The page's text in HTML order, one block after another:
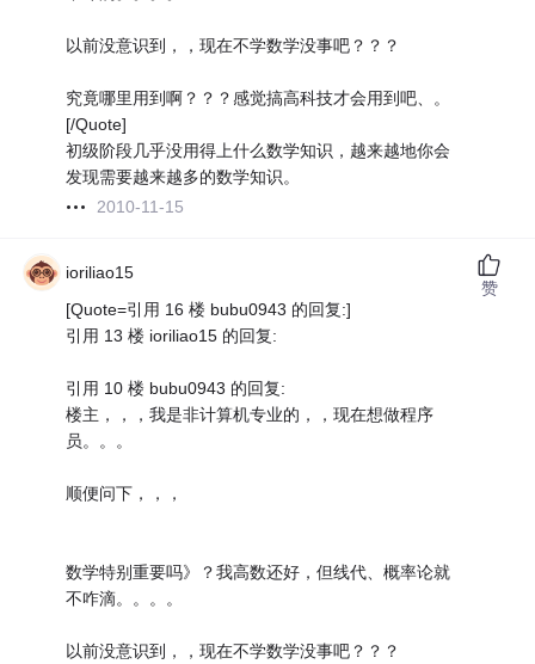
以前没意识到，，现在不学数学没事吧？？？
究竟哪里用到啊？？？感觉搞高科技才会用到吧、。
[/Quote]
初级阶段几乎没用得上什么数学知识，越来越地你会
发现需要越来越多的数学知识。
2010-11-15
ioriliao15
[Quote=引用 16 楼 bubu0943 的回复:]
引用 13 楼 ioriliao15 的回复:
引用 10 楼 bubu0943 的回复:
楼主，，，我是非计算机专业的，，现在想做程序
员。。。
顺便问下，，，
数学特别重要吗》？我高数还好，但线代、概率论就
不咋滴。。。。
以前没意识到，，现在不学数学没事吧？？？
赞